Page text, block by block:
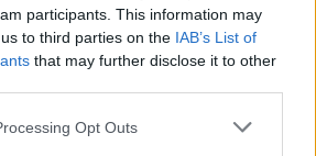
participants. This information may
to third parties on the IAB’s List of
that may further disclose it to other
Opt Outs
Olympic Yacht Show 2026: Η
«αφρόκρεμα» του ελληνικού
yachting δίνει ραντεβού στο
30/07/26| 16:34